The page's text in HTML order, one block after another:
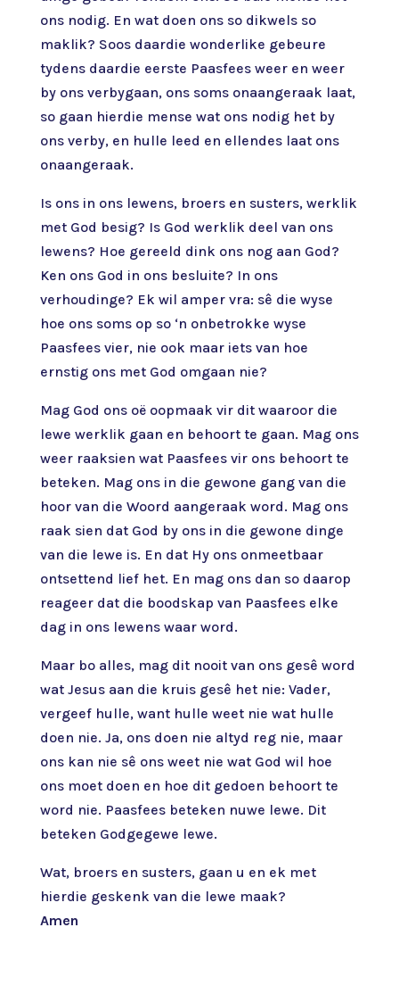
ons nodig. En wat doen ons so dikwels so
maklik? Soos daardie wonderlike gebeure
tydens daardie eerste Paasfees weer en weer
by ons verbygaan, ons soms onaangeraak laat,
so gaan hierdie mense wat ons nodig het by
ons verby, en hulle leed en ellendes laat ons
onaangeraak.
Is ons in ons lewens, broers en susters, werklik
met God besig? Is God werklik deel van ons
lewens? Hoe gereeld dink ons nog aan God?
Ken ons God in ons besluite? In ons
verhoudinge? Ek wil amper vra: sê die wyse
hoe ons soms op so ‘n onbetrokke wyse
Paasfees vier, nie ook maar iets van hoe
ernstig ons met God omgaan nie?
Mag God ons oë oopmaak vir dit waaroor die
lewe werklik gaan en behoort te gaan. Mag ons
weer raaksien wat Paasfees vir ons behoort te
beteken. Mag ons in die gewone gang van die
hoor van die Woord aangeraak word. Mag ons
raak sien dat God by ons in die gewone dinge
van die lewe is. En dat Hy ons onmeetbaar
ontsettend lief het. En mag ons dan so daarop
reageer dat die boodskap van Paasfees elke
dag in ons lewens waar word.
Maar bo alles, mag dit nooit van ons gesê word
wat Jesus aan die kruis gesê het nie: Vader,
vergeef hulle, want hulle weet nie wat hulle
doen nie. Ja, ons doen nie altyd reg nie, maar
ons kan nie sê ons weet nie wat God wil hoe
ons moet doen en hoe dit gedoen behoort te
word nie. Paasfees beteken nuwe lewe. Dit
beteken Godgegewe lewe.
Wat, broers en susters, gaan u en ek met
hierdie geskenk van die lewe maak?
Amen